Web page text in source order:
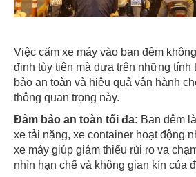
Việc cấm xe máy vào ban đêm
định tùy tiện mà dựa trên những tính
bảo an toàn và hiệu quả vận hành
thông quan trọng này.
Đảm bảo an toàn tối đa: Ban đêm
xe tải nặng, xe container hoạt động
xe máy giúp giảm thiểu rủi ro va
nhìn hạn chế và không gian kín của